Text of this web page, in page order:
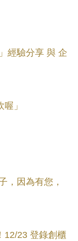
經驗分享 與 企
」
，因為有您，
12/23 登錄創櫃